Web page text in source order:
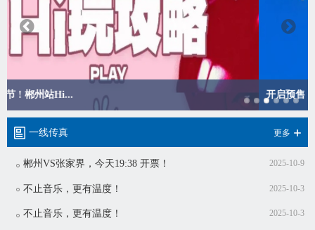
开启预售！“湘超”郴州VS株...
一线传真 更多
郴州VS张家界，今天19:38 开票！ 2025-10-9
不止音乐，更有温度！ 2025-10-3
不止音乐，更有温度！ 2025-10-3